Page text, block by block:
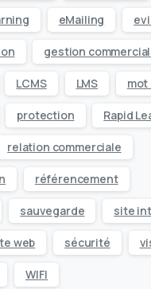
eMailing
gestion
LCMS LMS mot
protection Rapid
relation commerciale
référencement
sauvegarde site
web sécurité
WIFI